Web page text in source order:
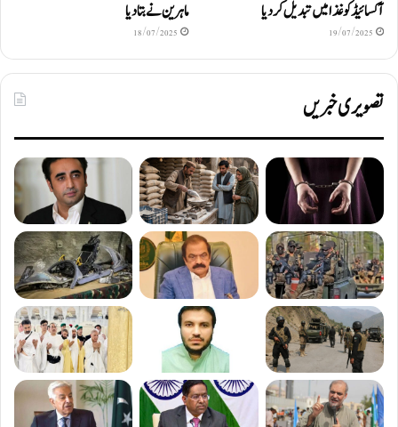
آکسائیڈ کو غذا میں تبدیل کردیا
19/07/2025
ماہرین نے بتا دیا
18/07/2025
تصویری خبریں